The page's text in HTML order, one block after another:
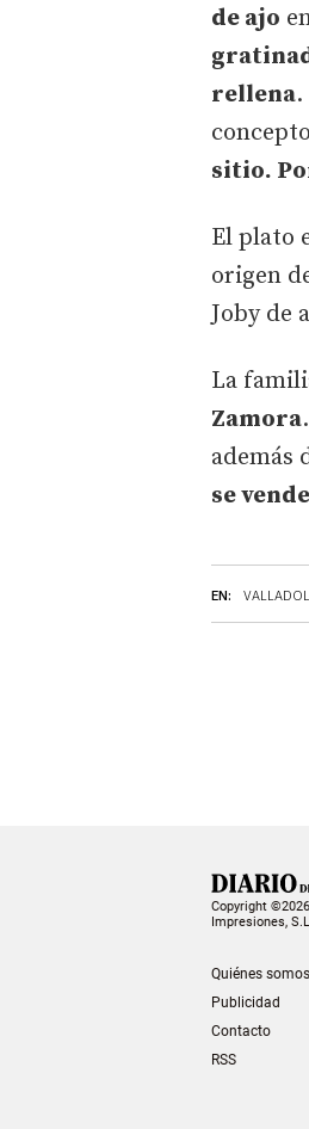
EN:
de ajo
rellena
sitio.
El plato
origen
Joby de
La
Zamora
además
se
Copyright
Impresiones,
Quiénes somos
Publicidad
Contacto
RSS